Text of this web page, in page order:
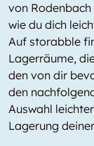
von
wie du dich
Auf storabble
Lagerräume,
den von dir
den
Auswahl
Lagerung